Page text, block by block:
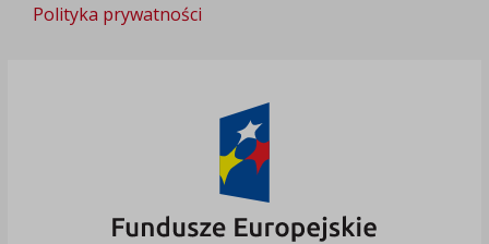
Polityka prywatności